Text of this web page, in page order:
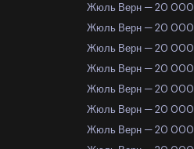
Жюль Верн — 20 000
Жюль Верн — 20 000
Жюль Верн — 20 000
Жюль Верн — 20 000
Жюль Верн — 20 000
Жюль Верн — 20 000
Жюль Верн — 20 000